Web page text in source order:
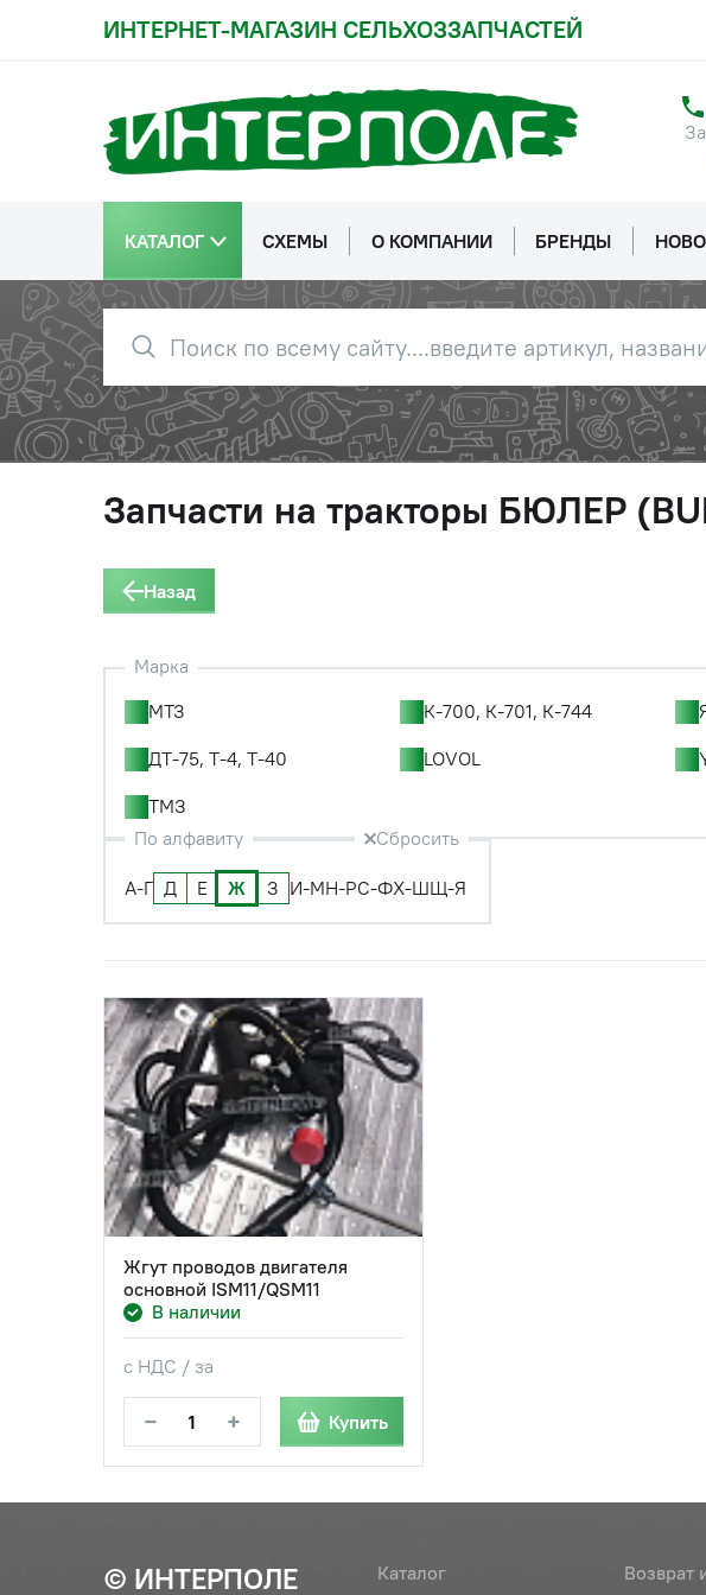
ИНТЕРНЕТ-МАГАЗИН СЕЛЬХОЗЗАПЧАСТЕЙ
КАТАЛОГ СХЕМЫ О КОМПАНИИ БРЕНДЫ
Запчасти на тракторы БЮЛЕР
Назад
Марка
МТЗ
К-700, К-701, К-744
ДТ-75, Т-4, Т-40
LOVOL
ТМЗ
По алфавиту
Сбросить
А-Г Д Е Ж З И-МН-РС-ФХ-ШЩ-Я
Жгут проводов двигателя
основной ISM11/QSM11
В наличии
с НДС / за
− + Купить
© ИНТЕРПОЛЕ Каталог Возврат